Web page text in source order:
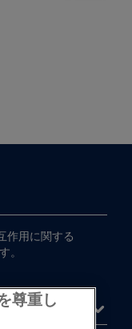
作用に​関する​
。
尊重し